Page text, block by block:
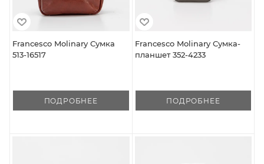
Francesco Molinary Сумка
513-16517
ПОДРОБНЕЕ
Francesco Molinary Сумка-
планшет 352-4233
ПОДРОБНЕЕ